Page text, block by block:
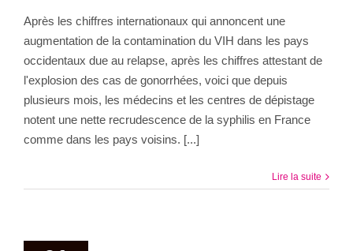
Après les chiffres internationaux qui annoncent une
augmentation de la contamination du VIH dans les pays
occidentaux due au relapse, après les chiffres attestant de
l'explosion des cas de gonorrhées, voici que depuis
plusieurs mois, les médecins et les centres de dépistage
notent une nette recrudescence de la syphilis en France
comme dans les pays voisins. [...]
Lire la suite